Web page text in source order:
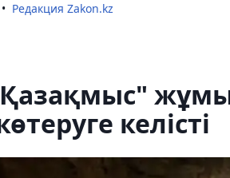
Редакция Zakon.kz
келісті